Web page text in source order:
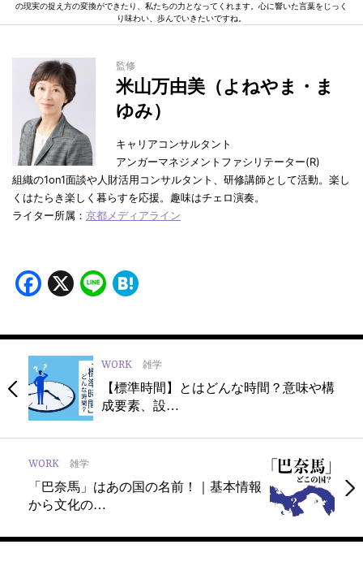
の現実の捉え方の変換ができたり、私たちの力となってくれます。心に響いた言葉をじっく
り味わい、歩んでいきたいですね。
監修
米山万由美（よねやま・ま
ゆみ）
キャリアコンサルタント
アンガーマネジメントファシリテーター(R)
組織の1on1面談や人財活用コンサルタント、研修講師として活動。楽し
くはたらき楽しく暮らすを応援。趣味はチェロ演奏。
ライター所属： 京都メディアライン
Facebook
X Line
WORK 雑学
【標準時間】とはどんな時間？意味や構
成要素、設…
WORK 雑学
「巴奈馬」はあの国の名前！｜基本情報
から文化の…